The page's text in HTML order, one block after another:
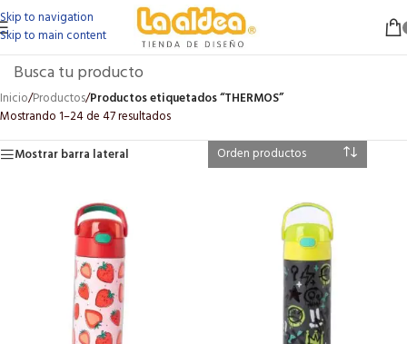
Skip to navigation
Skip to main content
Inicio/Productos/Productos etiquetados “THERMOS”
Mostrando 1–24 de 47 resultados
Mostrar barra lateral